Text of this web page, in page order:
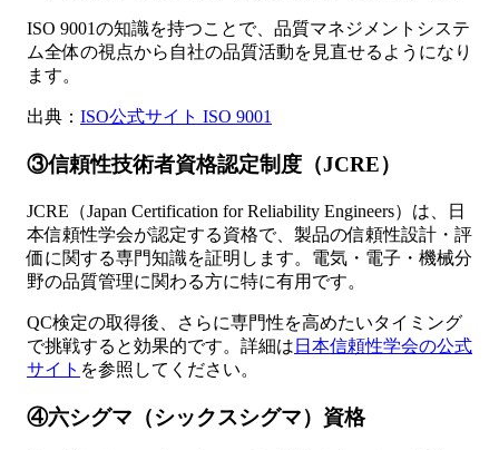
ISO 9001の知識を持つことで、品質マネジメントシステ
ム全体の視点から自社の品質活動を見直せるようになり
ます。
出典： ISO公式サイト ISO 9001
③信頼性技術者資格認定制度（JCRE）
JCRE（Japan Certification for Reliability Engineers）は、日
本信頼性学会が認定する資格で、製品の信頼性設計・評
価に関する専門知識を証明します。電気・電子・機械分
野の品質管理に関わる方に特に有用です。
QC検定の取得後、さらに専門性を高めたいタイミング
で挑戦すると効果的です。詳細は 日本信頼性学会の公式
サイト を参照してください。
④六シグマ（シックスシグマ）資格